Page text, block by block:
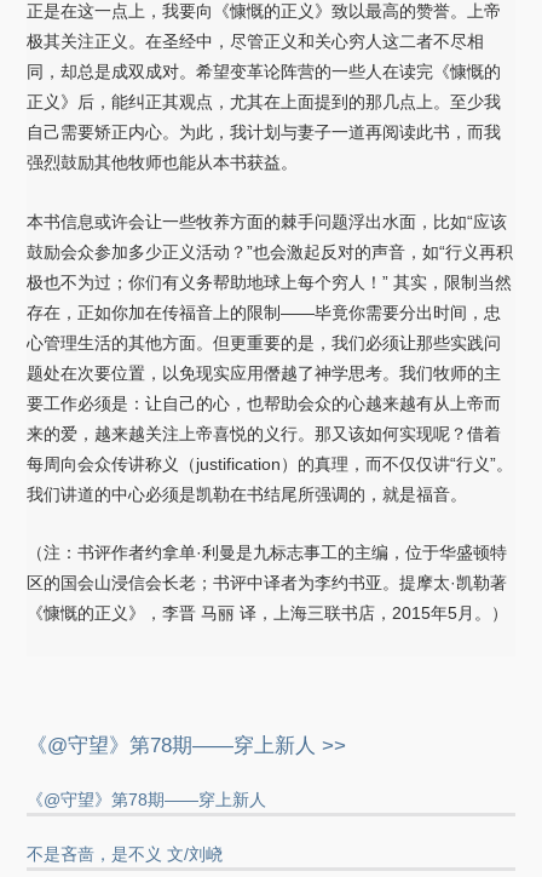
正是在这一点上，我要向《慷慨的正义》致以最高的赞誉。上帝
极其关注正义。在圣经中，尽管正义和关心穷人这二者不尽相
同，却总是成双成对。希望变革论阵营的一些人在读完《慷慨的
正义》后，能纠正其观点，尤其在上面提到的那几点上。至少我
自己需要矫正内心。为此，我计划与妻子一道再阅读此书，而我
强烈鼓励其他牧师也能从本书获益。
本书信息或许会让一些牧养方面的棘手问题浮出水面，比如“应该
鼓励会众参加多少正义活动？”也会激起反对的声音，如“行义再积
极也不为过；你们有义务帮助地球上每个穷人！” 其实，限制当然
存在，正如你加在传福音上的限制——毕竟你需要分出时间，忠
心管理生活的其他方面。但更重要的是，我们必须让那些实践问
题处在次要位置，以免现实应用僭越了神学思考。我们牧师的主
要工作必须是：让自己的心，也帮助会众的心越来越有从上帝而
来的爱，越来越关注上帝喜悦的义行。那又该如何实现呢？借着
每周向会众传讲称义（justification）的真理，而不仅仅讲“行义”。
我们讲道的中心必须是凯勒在书结尾所强调的，就是福音。
（注：书评作者约拿单·利曼是九标志事工的主编，位于华盛顿特
区的国会山浸信会长老；书评中译者为李约书亚。提摩太·凯勒著
《慷慨的正义》，李晋 马丽 译，上海三联书店，2015年5月。）
《@守望》第78期——穿上新人 >>
《@守望》第78期——穿上新人
不是吝啬，是不义 文/刘峣